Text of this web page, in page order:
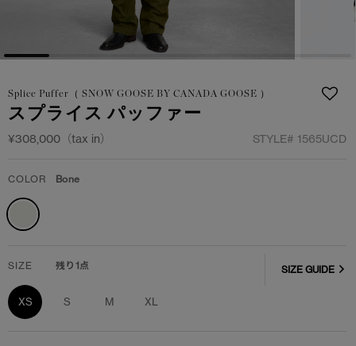
アクセサリー
フットウェア
アクセサリー
フットウェア
Splice Puffer（ SNOW GOOSE BY CANADA GOOSE ）
スプライス パッファー
¥308,000（tax in） STYLE# 1565UCD
COLOR Bone
SIZE 残り1点
XS S M XL
SIZE GUIDE